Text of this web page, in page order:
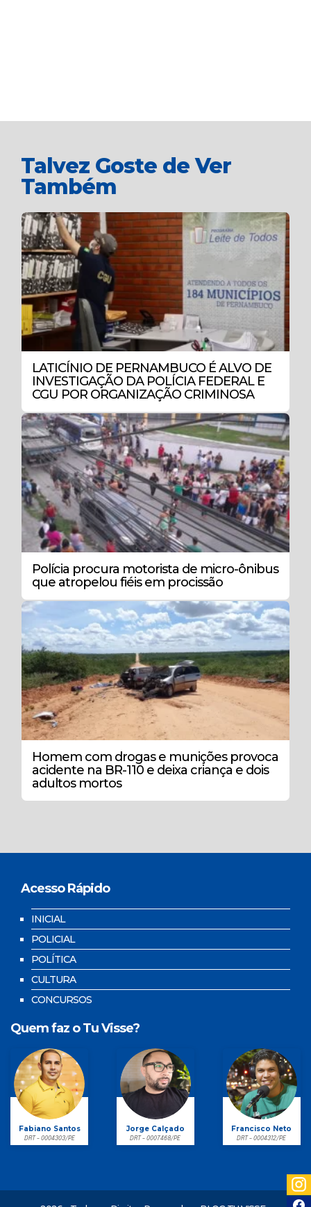
Talvez Goste de Ver
Também
LATICÍNIO DE PERNAMBUCO É ALVO DE
INVESTIGAÇÃO DA POLÍCIA FEDERAL E
CGU POR ORGANIZAÇÃO CRIMINOSA
Polícia procura motorista de micro-ônibus
que atropelou fiéis em procissão
Homem com drogas e munições provoca
acidente na BR-110 e deixa criança e dois
adultos mortos
Acesso Rápido
INICIAL
POLICIAL
POLÍTICA
CULTURA
CONCURSOS
Quem faz o Tu Visse?
Fabiano Santos
DRT - 0004303/PE
Jorge Calçado
DRT - 0007468/PE
Francisco Neto
DRT - 0004312/PE